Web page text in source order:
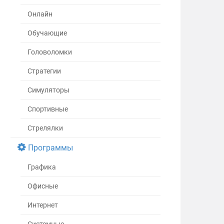
Онлайн
Обучающие
Головоломки
Стратегии
Симуляторы
Спортивные
Стрелялки
Программы
Графика
Офисные
Интернет